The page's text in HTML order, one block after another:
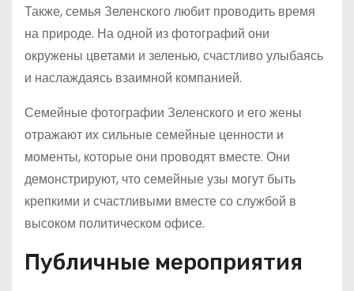
Также, семья Зеленского любит проводить время
на природе. На одной из фотографий они
окружены цветами и зеленью, счастливо улыбаясь
и наслаждаясь взаимной компанией.
Семейные фотографии Зеленского и его жены
отражают их сильные семейные ценности и
моменты, которые они проводят вместе. Они
демонстрируют, что семейные узы могут быть
крепкими и счастливыми вместе со службой в
высоком политическом офисе.
Публичные мероприятия